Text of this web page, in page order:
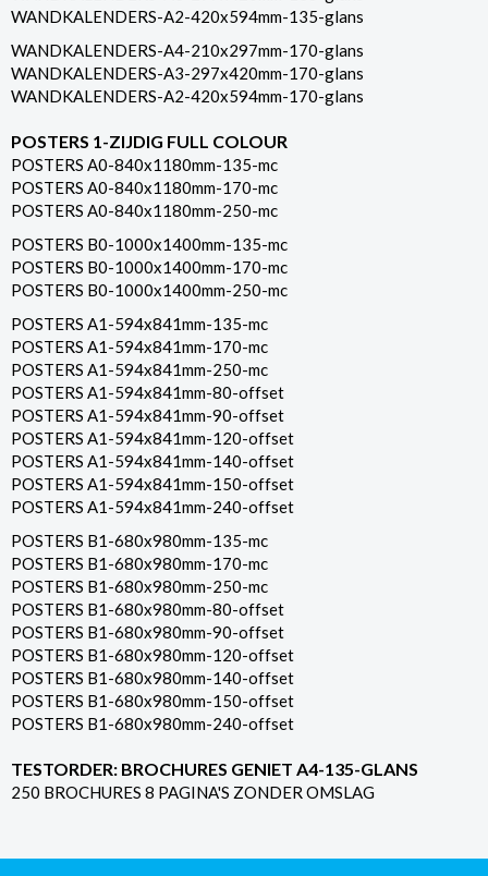
WANDKALENDERS-A2-420x594mm-135-glans
WANDKALENDERS-A4-210x297mm-170-glans
WANDKALENDERS-A3-297x420mm-170-glans
WANDKALENDERS-A2-420x594mm-170-glans
POSTERS 1-ZIJDIG FULL COLOUR
POSTERS A0-840x1180mm-135-mc
POSTERS A0-840x1180mm-170-mc
POSTERS A0-840x1180mm-250-mc
POSTERS B0-1000x1400mm-135-mc
POSTERS B0-1000x1400mm-170-mc
POSTERS B0-1000x1400mm-250-mc
POSTERS A1-594x841mm-135-mc
POSTERS A1-594x841mm-170-mc
POSTERS A1-594x841mm-250-mc
POSTERS A1-594x841mm-80-offset
POSTERS A1-594x841mm-90-offset
POSTERS A1-594x841mm-120-offset
POSTERS A1-594x841mm-140-offset
POSTERS A1-594x841mm-150-offset
POSTERS A1-594x841mm-240-offset
POSTERS B1-680x980mm-135-mc
POSTERS B1-680x980mm-170-mc
POSTERS B1-680x980mm-250-mc
POSTERS B1-680x980mm-80-offset
POSTERS B1-680x980mm-90-offset
POSTERS B1-680x980mm-120-offset
POSTERS B1-680x980mm-140-offset
POSTERS B1-680x980mm-150-offset
POSTERS B1-680x980mm-240-offset
TESTORDER: BROCHURES GENIET A4-135-GLANS
250 BROCHURES 8 PAGINA'S ZONDER OMSLAG